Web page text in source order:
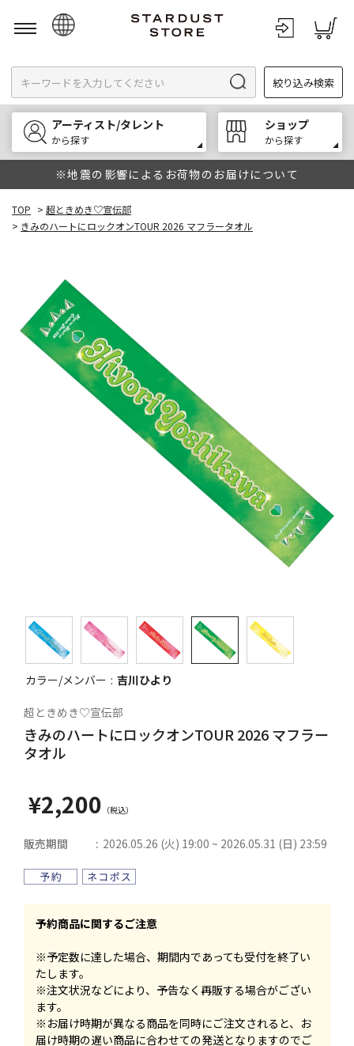
English
한국어
中文
絞り込み検索
アーティスト/タレント
から探す
ショップ
から探す
※地震の影響によるお荷物のお届けについて
TOP > 超ときめき♡宣伝部
> きみのハートにロックオンTOUR 2026 マフラータオル
カラー/メンバー 吉川ひより
超ときめき♡宣伝部
きみのハートにロックオンTOUR 2026 マフラー
タオル
¥2,200
販売期間 2026.05.26 (火) 19:00 ~ 2026.05.31 (日) 23:59
予約商品に関するご注意
※予定数に達した場合、期間内であっても受付を終了い
たします。
※注文状況などにより、予告なく再販する場合がござい
ます。
※お届け時期が異なる商品を同時にご注文されると、お
届け時期の遅い商品に合わせての発送となりますのでご